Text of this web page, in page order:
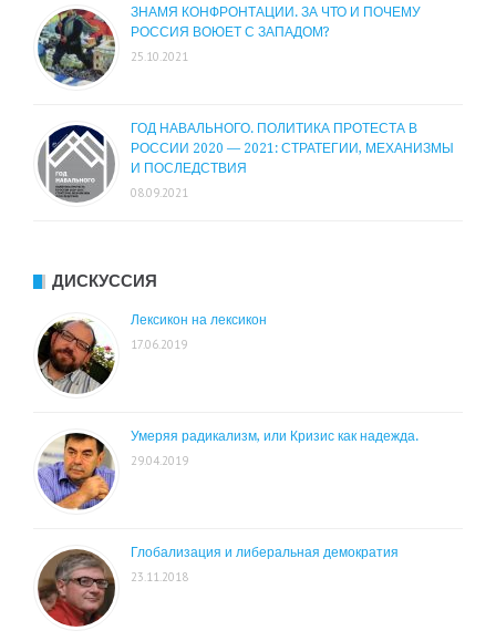
ЗНАМЯ КОНФРОНТАЦИИ. ЗА ЧТО И ПОЧЕМУ
РОССИЯ ВОЮЕТ С ЗАПАДОМ?
25.10.2021
ГОД НАВАЛЬНОГО. ПОЛИТИКА ПРОТЕСТА В
РОССИИ 2020 — 2021: СТРАТЕГИИ, МЕХАНИЗМЫ
И ПОСЛЕДСТВИЯ
08.09.2021
ДИСКУССИЯ
Лексикон на лексикон
17.06.2019
Умеряя радикализм, или Кризис как надежда.
29.04.2019
Глобализация и либеральная демократия
23.11.2018